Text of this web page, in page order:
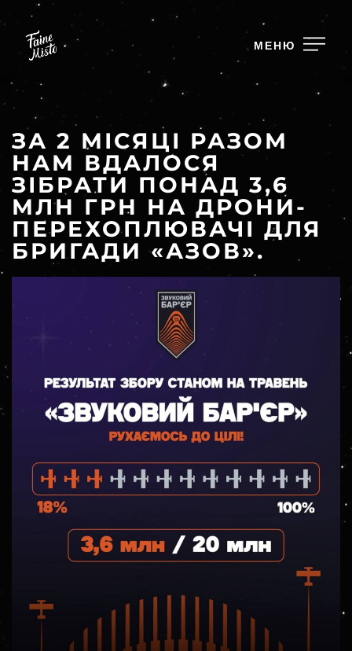
МЕНЮ
ЗА 2 МІСЯЦІ РАЗОМ
НАМ ВДАЛОСЯ
ЗІБРАТИ ПОНАД 3,6
МЛН ГРН НА ДРОНИ-
ПЕРЕХОПЛЮВАЧІ ДЛЯ
БРИГАДИ «АЗОВ».